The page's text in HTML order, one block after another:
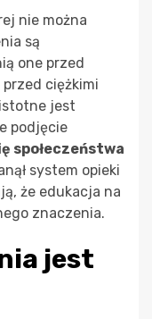
nie można
są
one przed
ciężkimi
jest
podjęcie
społeczeństwa
system opieki
że edukacja na
znaczenia.
jest